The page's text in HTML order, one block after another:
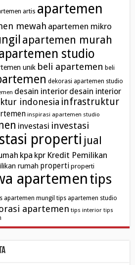
artis apartemen
mewah apartemen mikro
apartemen murah
studio
unik beli apartemen beli
dekorasi apartemen studio
desain interior desain interior
indonesia infrastruktur
inspirasi apartemen studio
investasi investasi
properti jual
kpa kpr Kredit Pemilikan
rumah properti properti
apartementips
apartemen mungil tips apartemen studio
apartemen tips interior tips